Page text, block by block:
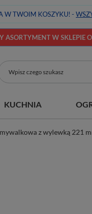
W TWOIM KOSZYKU! -
ASORTYMENT W SKLEPIE
KUCHNIA
z wylewką 221